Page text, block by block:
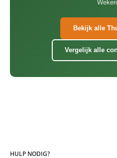
Bekijk alle
Vergelijk alle
HULP NODIG?